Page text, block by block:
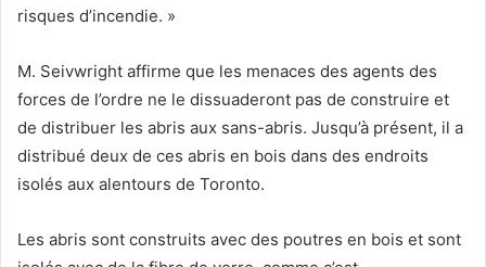
risques d’incendie. »
M. Seivwright affirme que les menaces des agents des
forces de l’ordre ne le dissuaderont pas de construire et
de distribuer les abris aux sans-abris. Jusqu’à présent, il a
distribué deux de ces abris en bois dans des endroits
isolés aux alentours de Toronto.
Les abris sont construits avec des poutres en bois et sont